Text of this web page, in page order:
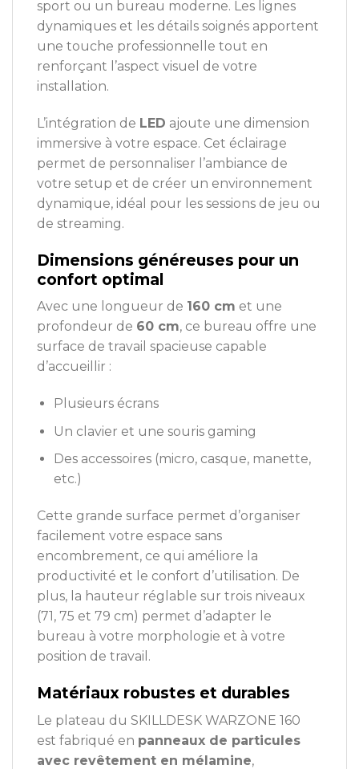
sport ou un bureau moderne. Les lignes
dynamiques et les détails soignés apportent
une touche professionnelle tout en
renforçant l’aspect visuel de votre
installation.
L’intégration de LED ajoute une dimension
immersive à votre espace. Cet éclairage
permet de personnaliser l’ambiance de
votre setup et de créer un environnement
dynamique, idéal pour les sessions de jeu ou
de streaming.
Dimensions généreuses pour un
confort optimal
Avec une longueur de 160 cm et une
profondeur de 60 cm, ce bureau offre une
surface de travail spacieuse capable
d’accueillir :
Plusieurs écrans
Un clavier et une souris gaming
Des accessoires (micro, casque, manette,
etc.)
Cette grande surface permet d’organiser
facilement votre espace sans
encombrement, ce qui améliore la
productivité et le confort d’utilisation. De
plus, la hauteur réglable sur trois niveaux
(71, 75 et 79 cm) permet d’adapter le
bureau à votre morphologie et à votre
position de travail.
Matériaux robustes et durables
Le plateau du SKILLDESK WARZONE 160
est fabriqué en panneaux de particules
avec revêtement en mélamine,